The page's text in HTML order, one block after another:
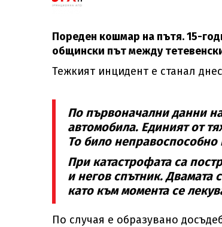
Пореден кошмар на пътя. 15-
общински път между
Тежкият инцидент е станал
По първоначални данни
автомобила. Единият от
То било неправоспособно
При катастрофата са
и негов спътник. Двамата
като към момента се
По случая е образувано